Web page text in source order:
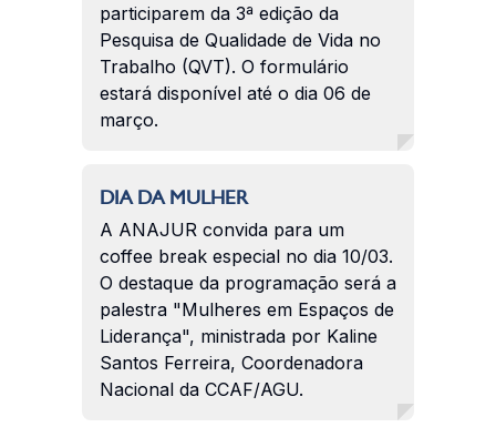
participarem da 3ª edição da
Pesquisa de Qualidade de Vida no
Trabalho (QVT). O formulário
estará disponível até o dia 06 de
março.
DIA DA MULHER
A ANAJUR convida para um
coffee break especial no dia 10/03.
O destaque da programação será a
palestra "Mulheres em Espaços de
Liderança", ministrada por Kaline
Santos Ferreira, Coordenadora
Nacional da CCAF/AGU.